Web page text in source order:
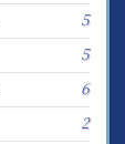
5
5
6
2